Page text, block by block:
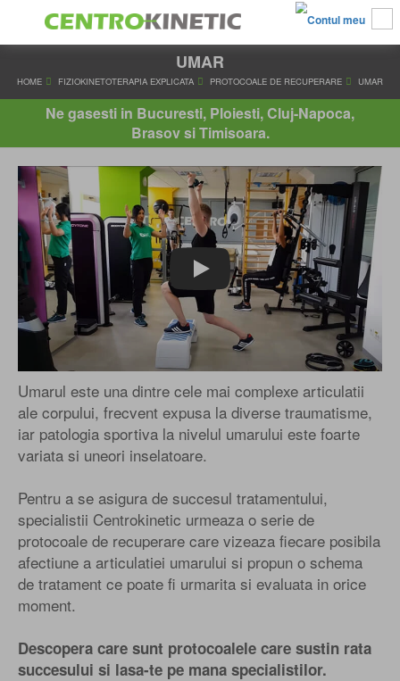
UMAR
HOME FIZIOKINETOTERAPIA EXPLICATA PROTOCOALE DE
Ne gasesti in Bucuresti, Ploiesti, Cluj-Napoca,
Brasov si Timisoara.
Play
Umarul este una dintre cele mai complexe articulatii
ale corpului, frecvent expusa la diverse traumatisme,
iar patologia sportiva la nivelul umarului este foarte
variata si uneori inselatoare.
Pentru a se asigura de succesul tratamentului,
specialistii Centrokinetic urmeaza o serie de
protocoale de recuperare care vizeaza fiecare posibila
afectiune a articulatiei umarului si propun o schema
de tratament ce poate fi urmarita si evaluata in orice
moment.
Descopera care sunt protocoalele care sustin rata
succesului si lasa-te pe mana specialistilor.